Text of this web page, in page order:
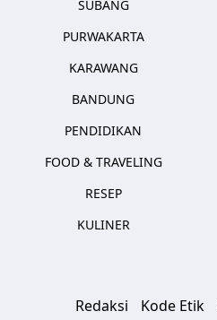
SUBANG
PURWAKARTA
KARAWANG
BANDUNG
PENDIDIKAN
FOOD & TRAVELING
RESEP
KULINER
Redaksi Kode Etik